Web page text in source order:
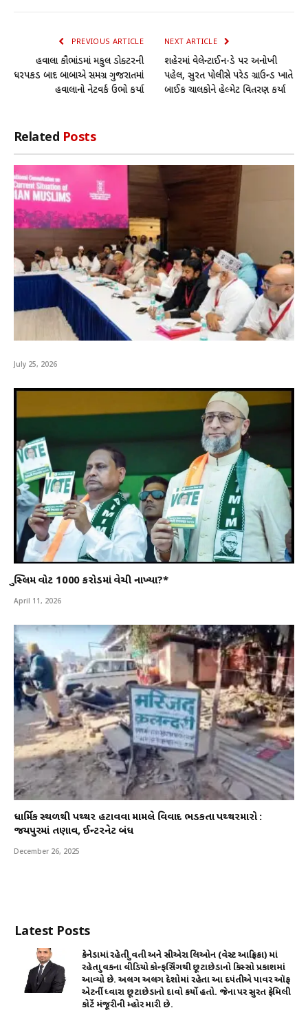
PREVIOUS ARTICLE
હવાલા કૌભાંડમાં મકબુલ ડોક્ટરની
ધરપકડ બાદ બાબાએ સમગ્ર ગુજરાતમાં
હવાલાનો નેટવર્ક ઉભો કર્યા
NEXT ARTICLE
શહેરમાં વેલેન્ટાઈન-ડે પર અનોખી
પહેલ, સુરત પોલીસે પરેડ ગ્રાઉન્ડ ખાતે
બાઈક ચાલકોને હેલ્મેટ વિતરણ કર્યા
Related Posts
July 25, 2026
મુસ્લિમ વોટ 1000 કરોડમાં વેચી નાખ્યા?*
April 11, 2026
ધાર્મિક સ્થળથી પથ્થર હટાવવા મામલે વિવાદ ભડકતા પથ્થરમારો :
જયપુરમાં તણાવ, ઈન્ટરનેટ બંધ
December 26, 2025
Latest Posts
કેનેડામાં રહેતી યુવતી અને સીએરા લિઓન (વેસ્ટ આફ્રિકા) માં
રહેતા યુવકના વીડિયો કોન્ફર્સિંગથી છૂટાછેડાનો કિસ્સો પ્રકાશમાં
આવ્યો છે. અલગ અલગ દેશોમાં રહેતા આ દપંતીએ પાવર ઑફ
એટર્ની ધ્વારા છૂટાછેડાનો દાવો કર્યો હતો. જેના પર સુરત ફેમિલી
કોર્ટે મંજૂરીની મ્હોર મારી છે.